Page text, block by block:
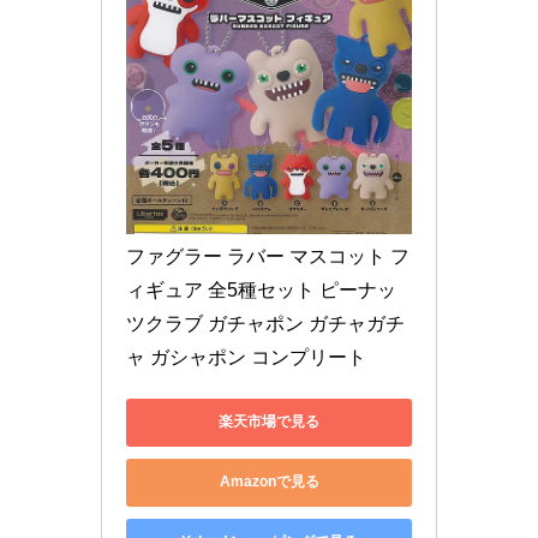
ファグラー ラバー マスコット フ
ィギュア 全5種セット ピーナッ
ツクラブ ガチャポン ガチャガチ
ャ ガシャポン コンプリート
楽天市場で見る
Amazonで見る